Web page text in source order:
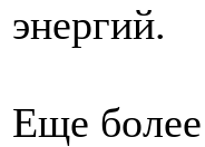
энергий.
Еще